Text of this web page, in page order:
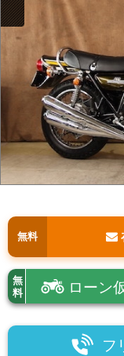
無料
無
料
ローン
フ